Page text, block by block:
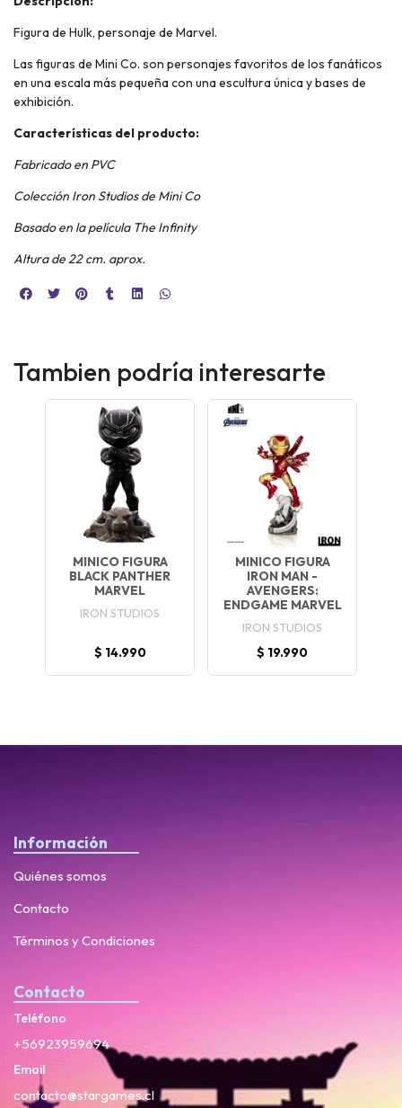
Figura de Hulk, personaje de Marvel.
Las figuras de Mini Co. son personajes favoritos de los fanáticos
en una escala más pequeña con una escultura única y bases de
exhibición.
Características del producto:
Fabricado en PVC
Colección Iron Studios de Mini Co
Basado en la película The Infinity
Altura de 22 cm. aprox.
Tambien podría interesarte
MINICO FIGURA
BLACK PANTHER
MARVEL
IRON STUDIOS
$ 14.990
MINICO FIGURA
IRON MAN -
AVENGERS:
ENDGAME MARVEL
IRON STUDIOS
$ 19.990
Información
Quiénes somos
Contacto
Términos y Condiciones
Contacto
Teléfono
+56923959694
Email
contacto@stargames.cl